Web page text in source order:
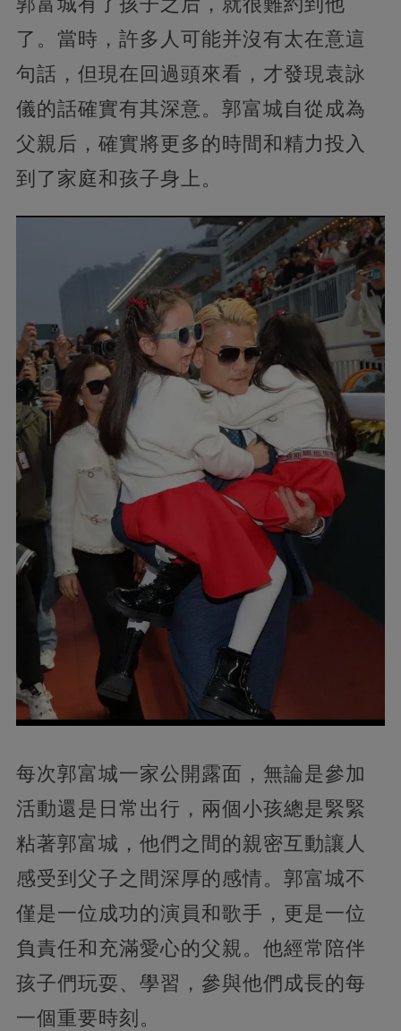
了。當時，許多人可能并沒有太在意這
句話，但現在回過頭來看，才發現袁詠
儀的話確實有其深意。郭富城自從成為
父親后，確實將更多的時間和精力投入
到了家庭和孩子身上。
每次郭富城一家公開露面，無論是參加
活動還是日常出行，兩個小孩總是緊緊
粘著郭富城，他們之間的親密互動讓人
感受到父子之間深厚的感情。郭富城不
僅是一位成功的演員和歌手，更是一位
負責任和充滿愛心的父親。他經常陪伴
孩子們玩耍、學習，參與他們成長的每
一個重要時刻。